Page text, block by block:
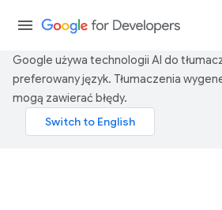
Google używa technologii AI do
preferowany język. Tłumaczenia
mogą zawierać błędy.